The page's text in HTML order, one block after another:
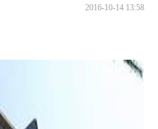
2016-10-14 13:58